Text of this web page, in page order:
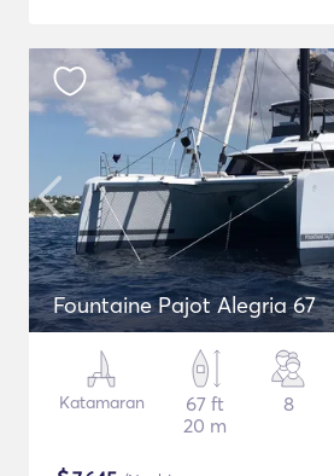
Fountaine Pajot Alegria 67
Katamaran
67 ft
20 m
8